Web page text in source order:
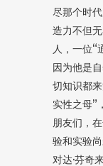
尽那个时
造力不但
人，一位“
因为他是
切知识都
实性之母”
朋友们，
验和实验
对达·芬奇